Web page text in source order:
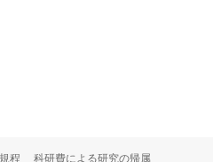
程 科研費による研究の帰属